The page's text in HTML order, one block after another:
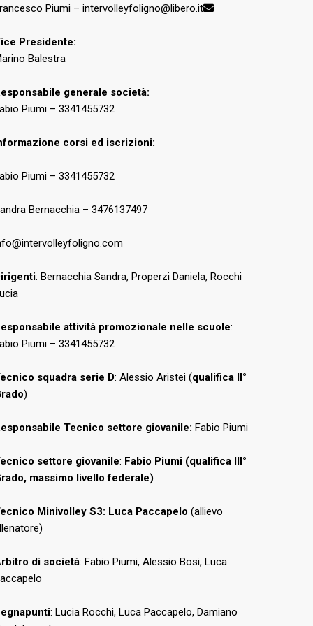
Piumi – intervolleyfoligno@libero.it
Presidente:
Balestra
generale società:
Piumi – 3341455732
corsi ed iscrizioni:
Piumi – 3341455732
Bernacchia – 3476137497
: Bernacchia Sandra, Properzi Daniela, Rocchi
attività promozionale nelle scuole:
Piumi – 3341455732
squadra serie D: Alessio Aristei (qualifica II°
)
Tecnico settore giovanile: Fabio Piumi
settore giovanile: Fabio Piumi (qualifica III°
massimo livello federale)
Minivolley S3: Luca Paccapelo (allievo
di società: Fabio Piumi, Alessio Bosi, Luca
: Lucia Rocchi, Luca Paccapelo, Damiano